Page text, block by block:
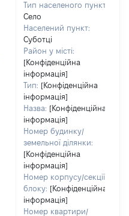
Тип населеного пункту:
Село
Населений пункт:
Суботці
Район у місті:
[Конфіденційна
інформація]
Тип: [Конфіденційна
інформація]
Назва: [Конфіденційна
інформація]
Номер будинку/
земельної ділянки:
[Конфіденційна
інформація]
Номер корпусу/секції/
блоку: [Конфіденційна
інформація]
Номер квартири/